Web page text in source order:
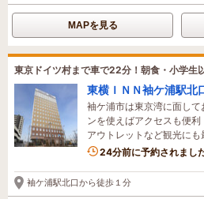
MAPを見る
東京ドイツ村まで車で22分！朝食・小学生
東横ＩＮＮ袖ケ浦駅北
袖ケ浦市は東京湾に面し
ンを使えばアクセスも便
アウトレットなど観光にも
2名がこの宿を見ていま
24分前に予約されまし
袖ケ浦駅北口から徒歩１分